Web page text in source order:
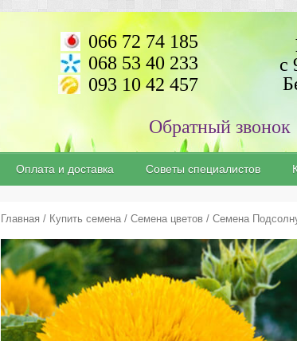
066 72 74 185
068 53 40 233
093 10 42 457
с
Оплата и доставка Советы специалистов
Главная / Купить семена/ Семена цветов/ Семена